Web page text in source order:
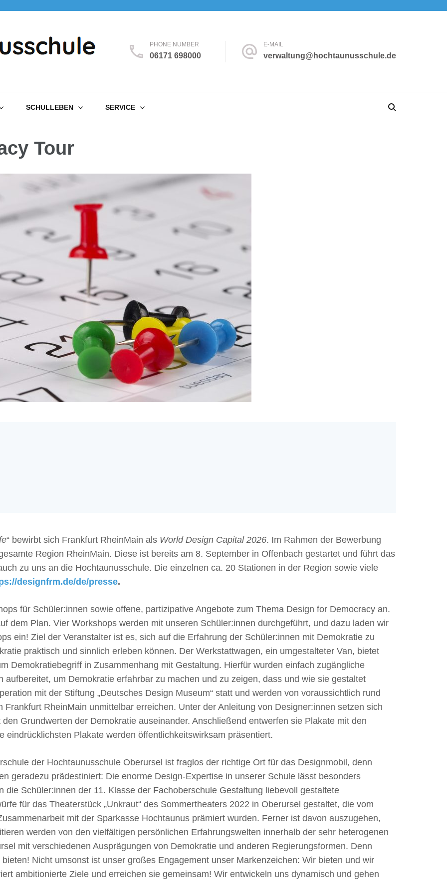
PHONE NUMBER
06171 698000
E-MAIL
verwaltung@hochtaunusschule.de
SCHULLEBEN SERVICE
Tour
“ bewirbt sich Frankfurt RheinMain als World Design Capital 2026. Im Rahmen der Bewerbung
Region RheinMain. Diese ist bereits am 8. September in Offenbach gestartet und führt das
zu uns an die Hochtaunusschule. Die einzelnen ca. 20 Stationen in der Region sowie viele
designfrm.de/de/presse.
für Schüler:innen sowie offene, partizipative Angebote zum Thema Design for Democracy an.
dem Plan. Vier Workshops werden mit unseren Schüler:innen durchgeführt, und dazu laden wir
ein! Ziel der Veranstalter ist es, sich auf die Erfahrung der Schüler:innen mit Demokratie zu
praktisch und sinnlich erleben können. Der Werkstattwagen, ein umgestalteter Van, bietet
Demokratiebegriff in Zusammenhang mit Gestaltung. Hierfür wurden einfach zugängliche
aufbereitet, um Demokratie erfahrbar zu machen und zu zeigen, dass und wie sie gestaltet
mit der Stiftung „Deutsches Design Museum“ statt und werden von voraussichtlich rund
RheinMain unmittelbar erreichen. Unter der Anleitung von Designer:innen setzen sich
Grundwerten der Demokratie auseinander. Anschließend entwerfen sie Plakate mit den
eindrücklichsten Plakate werden öffentlichkeitswirksam präsentiert.
der Hochtaunusschule Oberursel ist fraglos der richtige Ort für das Designmobil, denn
geradezu prädestiniert: Die enorme Design-Expertise in unserer Schule lässt besonders
die Schüler:innen der 11. Klasse der Fachoberschule Gestaltung liebevoll gestaltete
für das Theaterstück „Unkraut“ des Sommertheaters 2022 in Oberursel gestaltet, die vom
mit der Sparkasse Hochtaunus prämiert wurden. Ferner ist davon auszugehen,
werden von den vielfältigen persönlichen Erfahrungswelten innerhalb der sehr heterogenen
mit verschiedenen Ausprägungen von Demokratie und anderen Regierungsformen. Denn
Nicht umsonst ist unser großes Engagement unser Markenzeichen: Wir bieten und wir
ambitionierte Ziele und erreichen sie gemeinsam! Wir entwickeln uns dynamisch und gehen